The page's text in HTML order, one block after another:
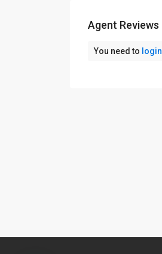
Agent Reviews
You need to login